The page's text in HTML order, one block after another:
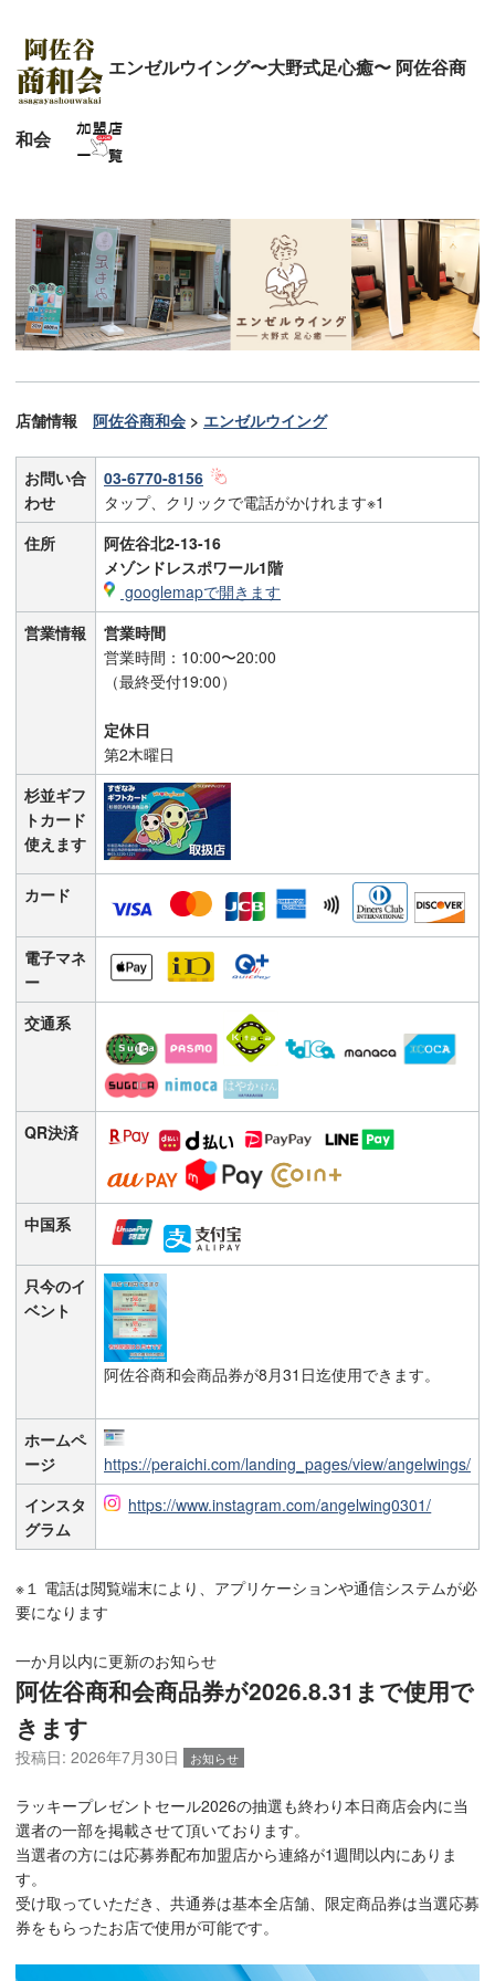
エンゼルウイング〜大野式足心癒〜 阿佐谷商
和会
店舗情報 阿佐谷商和会 > エンゼルウイング
お問い合
わせ
03-6770-8156
タップ、クリックで電話がかけれます※1
住所
阿佐谷北2-13-16
メゾンドレスポワール1階
googlemapで開きます
営業情報
営業時間
営業時間：10:00〜20:00
（最終受付19:00）
定休日
第2木曜日
杉並ギフ
トカード
使えます
カード
電子マネ
ー
交通系
QR決済
中国系
只今のイ
ベント
阿佐谷商和会商品券が8月31日迄使用できます。
ホームペ
ージ
https://peraichi.com/landing_pages/view/angelwings/
インスタ
グラム
https://www.instagram.com/angelwing0301/
※１ 電話は閲覧端末により、アプリケーションや通信システムが必
要になります
一か月以内に更新のお知らせ
阿佐谷商和会商品券が2026.8.31まで使用で
きます
投稿日: 2026年7月30日 お知らせ
ラッキープレゼントセール2026の抽選も終わり本日商店会内に当
選者の一部を掲載させて頂いております。
当選者の方には応募券配布加盟店から連絡が1週間以内にありま
す。
受け取っていただき、共通券は基本全店舗、限定商品券は当選応募
券をもらったお店で使用が可能です。